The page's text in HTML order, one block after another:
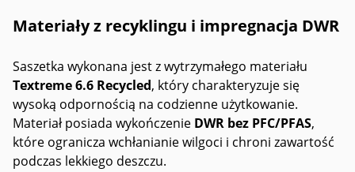
Materiały z recyklingu i impregnacja DWR
Saszetka wykonana jest z wytrzymałego materiału
Textreme 6.6 Recycled, który charakteryzuje się
wysoką odpornością na codzienne użytkowanie.
Materiał posiada wykończenie DWR bez PFC/PFAS,
które ogranicza wchłanianie wilgoci i chroni zawartość
podczas lekkiego deszczu.